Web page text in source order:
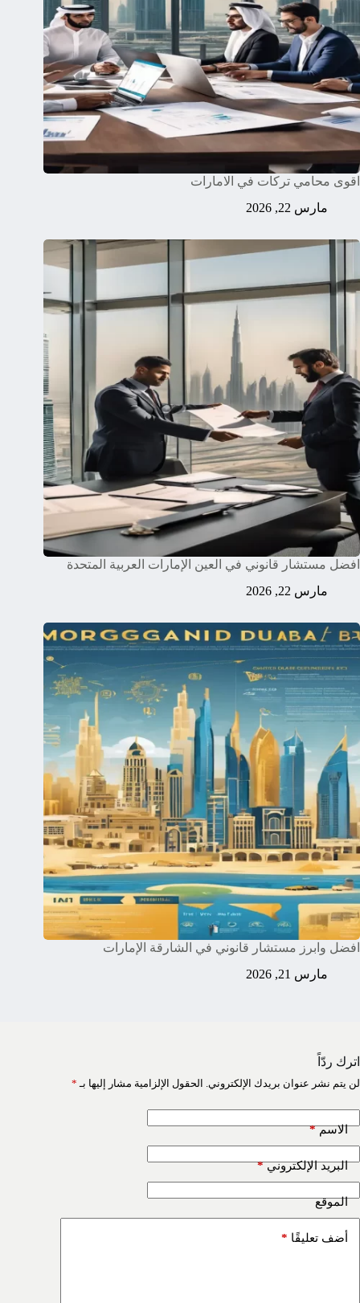
اقوى محامي تركات في الامارات
مارس 22, 2026
افضل مستشار قانوني في العين الإمارات العربية المتحدة
مارس 22, 2026
افضل وابرز مستشار قانوني في الشارقة الإمارات
مارس 21, 2026
اترك ردّاً
لن يتم نشر عنوان بريدك الإلكتروني. الحقول الإلزامية مشار إليها بـ *
الاسم*
البريد الإلكتروني*
الموقع
أضف تعليقًا *